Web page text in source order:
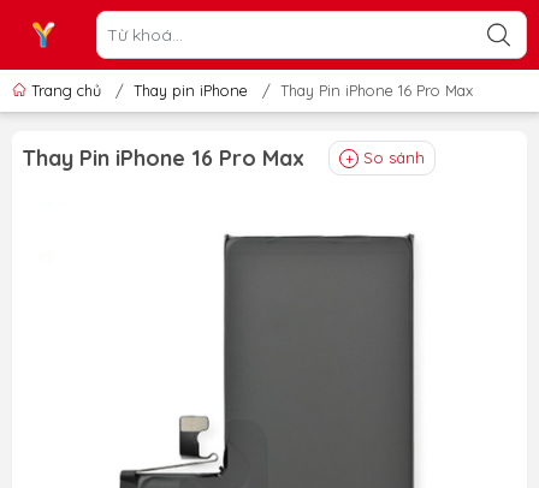
Trang chủ / Thay pin iPhone / Thay Pin iPhone 16 Pro Max
Thay Pin iPhone 16 Pro Max So sánh